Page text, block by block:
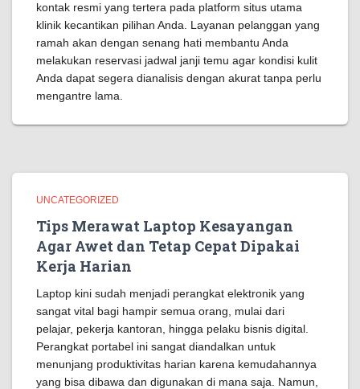
kontak resmi yang tertera pada platform situs utama
klinik kecantikan pilihan Anda. Layanan pelanggan yang
ramah akan dengan senang hati membantu Anda
melakukan reservasi jadwal janji temu agar kondisi kulit
Anda dapat segera dianalisis dengan akurat tanpa perlu
mengantre lama.
UNCATEGORIZED
Tips Merawat Laptop Kesayangan
Agar Awet dan Tetap Cepat Dipakai
Kerja Harian
Laptop kini sudah menjadi perangkat elektronik yang
sangat vital bagi hampir semua orang, mulai dari
pelajar, pekerja kantoran, hingga pelaku bisnis digital.
Perangkat portabel ini sangat diandalkan untuk
menunjang produktivitas harian karena kemudahannya
yang bisa dibawa dan digunakan di mana saja. Namun,